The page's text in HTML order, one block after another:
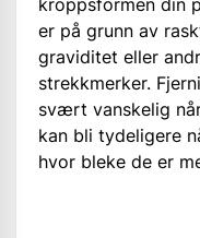
kroppsformen din
er på grunn av
graviditet eller
strekkmerker.
svært vanskelig
kan bli tydeligere
hvor bleke de er